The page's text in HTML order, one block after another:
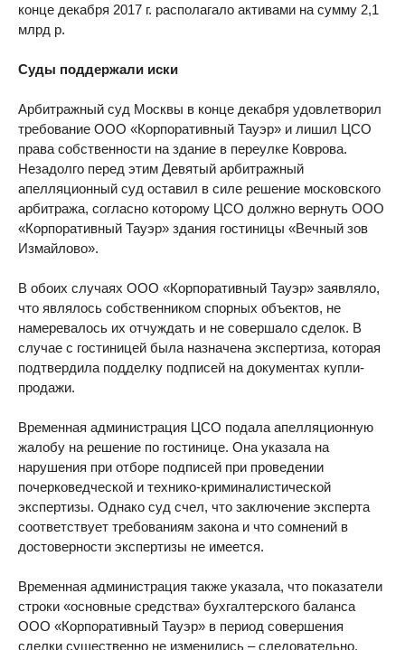
конце декабря 2017 г. располагало активами на сумму 2,1
млрд р.
Суды поддержали иски
Арбитражный суд Москвы в конце декабря удовлетворил
требование ООО «Корпоративный Тауэр» и лишил ЦСО
права собственности на здание в переулке Коврова.
Незадолго перед этим Девятый арбитражный
апелляционный суд оставил в силе решение московского
арбитража, согласно которому ЦСО должно вернуть ООО
«Корпоративный Тауэр» здания гостиницы «Вечный зов
Измайлово».
В обоих случаях ООО «Корпоративный Тауэр» заявляло,
что являлось собственником спорных объектов, не
намеревалось их отчуждать и не совершало сделок. В
случае с гостиницей была назначена экспертиза, которая
подтвердила подделку подписей на документах купли-
продажи.
Временная администрация ЦСО подала апелляционную
жалобу на решение по гостинице. Она указала на
нарушения при отборе подписей при проведении
почерковедческой и технико-криминалистической
экспертизы. Однако суд счел, что заключение эксперта
соответствует требованиям закона и что сомнений в
достоверности экспертизы не имеется.
Временная администрация также указала, что показатели
строки «основные средства» бухгалтерского баланса
ООО «Корпоративный Тауэр» в период совершения
сделки существенно не изменились – следовательно,